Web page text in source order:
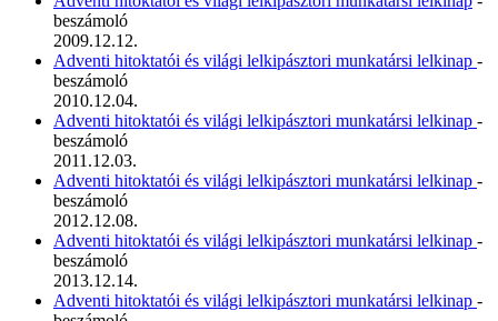
beszámoló
2009.12.12.
Adventi hitoktatói és világi lelkipásztori munkatársi lelkinap -
beszámoló
2010.12.04.
Adventi hitoktatói és világi lelkipásztori munkatársi lelkinap -
beszámoló
2011.12.03.
Adventi hitoktatói és világi lelkipásztori munkatársi lelkinap -
beszámoló
2012.12.08.
Adventi hitoktatói és világi lelkipásztori munkatársi lelkinap -
beszámoló
2013.12.14.
Adventi hitoktatói és világi lelkipásztori munkatársi lelkinap -